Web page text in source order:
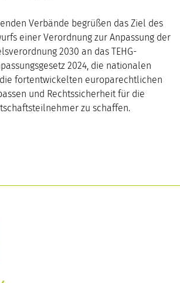
Verbände begrüßen das Ziel des
einer Verordnung zur Anpassung der
2030 an das TEHG-
2024, die nationalen
fortentwickelten europarechtlichen
und Rechtssicherheit für die
zu schaffen.